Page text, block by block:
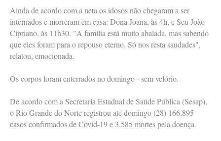
Ainda de acordo com a neta os idosos não chegaram a ser
internados e morreram em casa: Dona Joana, às 4h, e Seu João
Cipriano, às 11h30. "A família está muito abalada, mas sabendo
que eles foram para o repouso eterno. Só nos resta saudades",
relatou, emocionada.
Os corpos foram enterrados no domingo - sem velório.
De acordo com a Secretaria Estadual de Saúde Pública (Sesap),
o Rio Grande do Norte registrou até domingo (28) 166.895
casos confirmados de Covid-19 e 3.585 mortes pela doença.